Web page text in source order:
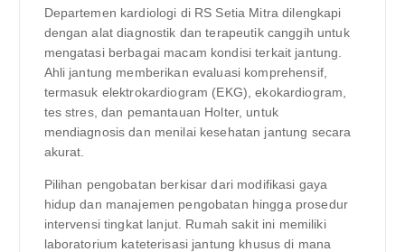
Departemen kardiologi di RS Setia Mitra dilengkapi
dengan alat diagnostik dan terapeutik canggih untuk
mengatasi berbagai macam kondisi terkait jantung.
Ahli jantung memberikan evaluasi komprehensif,
termasuk elektrokardiogram (EKG), ekokardiogram,
tes stres, dan pemantauan Holter, untuk
mendiagnosis dan menilai kesehatan jantung secara
akurat.
Pilihan pengobatan berkisar dari modifikasi gaya
hidup dan manajemen pengobatan hingga prosedur
intervensi tingkat lanjut. Rumah sakit ini memiliki
laboratorium kateterisasi jantung khusus di mana